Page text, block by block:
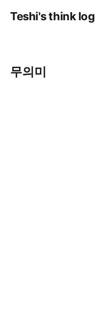
Teshi's think log
무의미